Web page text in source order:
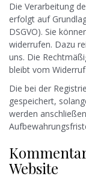
Die Verarbeitung
erfolgt auf
DSGVO). Sie
widerrufen. Dazu
uns. Die
bleibt vom
Die bei der
gespeichert,
werden
Website